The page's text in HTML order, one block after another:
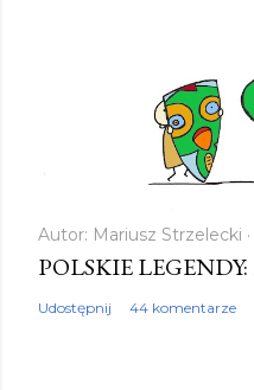
Autor: Mariusz Strzelecki
POLSKIE
Udostępnij 44 komentarze